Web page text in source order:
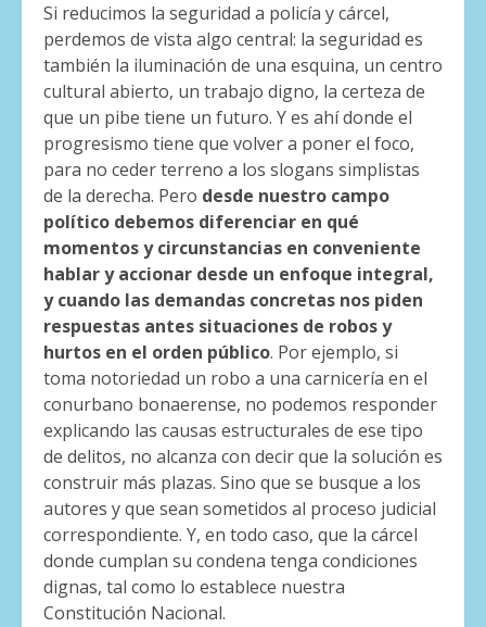
Si reducimos la seguridad a policía y cárcel,
perdemos de vista algo central: la seguridad es
también la iluminación de una esquina, un centro
cultural abierto, un trabajo digno, la certeza de
que un pibe tiene un futuro. Y es ahí donde el
progresismo tiene que volver a poner el foco,
para no ceder terreno a los slogans simplistas
de la derecha. Pero desde nuestro campo
político debemos diferenciar en qué
momentos y circunstancias en conveniente
hablar y accionar desde un enfoque integral,
y cuando las demandas concretas nos piden
respuestas antes situaciones de robos y
hurtos en el orden público. Por ejemplo, si
toma notoriedad un robo a una carnicería en el
conurbano bonaerense, no podemos responder
explicando las causas estructurales de ese tipo
de delitos, no alcanza con decir que la solución es
construir más plazas. Sino que se busque a los
autores y que sean sometidos al proceso judicial
correspondiente. Y, en todo caso, que la cárcel
donde cumplan su condena tenga condiciones
dignas, tal como lo establece nuestra
Constitución Nacional.